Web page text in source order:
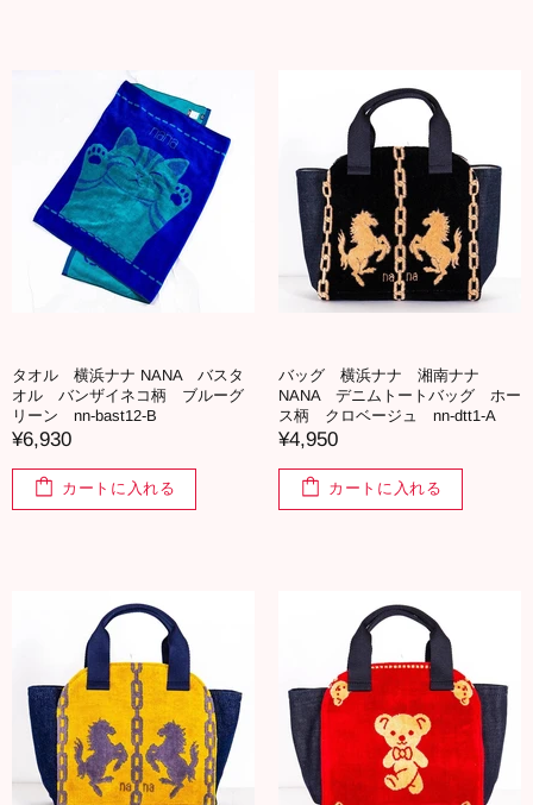
タオル 横浜ナナ NANA バスタ
オル バンザイネコ柄 ブルーグ
リーン nn-bast12-B
¥6,930
カートに入れる
バッグ 横浜ナナ 湘南ナナ
NANA デニムトートバッグ ホー
ス柄 クロベージュ nn-dtt1-A
¥4,950
カートに入れる